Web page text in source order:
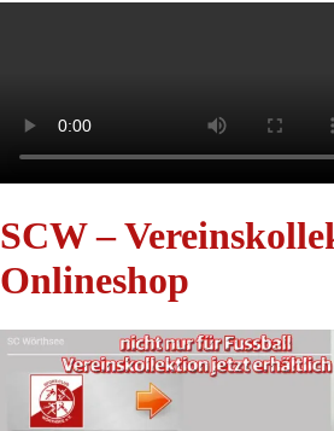
SCW –
Onlineshop